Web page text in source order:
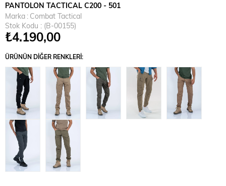
PANTOLON TACTICAL C200 - 501
Marka : Combat Tactical
Stok Kodu
(B-00155)
₺4.190,00
ÜRÜNÜN DIĞER RENKLERI: